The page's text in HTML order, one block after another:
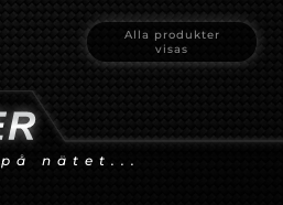
Alla produkter
visas
på nätet...